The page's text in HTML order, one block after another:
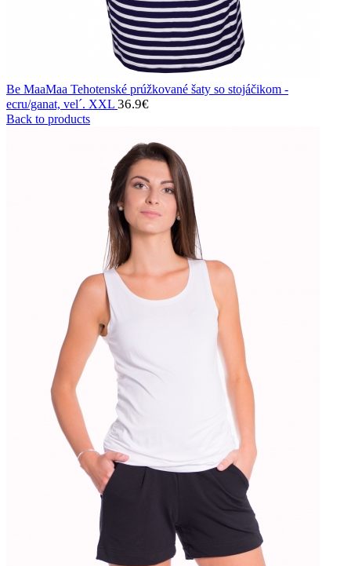
Be MaaMaa Tehotenské prúžkované šaty so stojáčikom -
ecru/ganat, vel´. XXL 36.9€
Back to products